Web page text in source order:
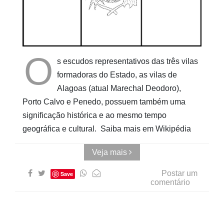
O
s escudos representativos das três vilas
formadoras do Estado, as vilas de
Alagoas (atual Marechal Deodoro),
Porto Calvo e Penedo, possuem também uma
significação histórica e ao mesmo tempo
geográfica e cultural. Saiba mais em Wikipédia
Veja mais
Save
Postar um
comentário